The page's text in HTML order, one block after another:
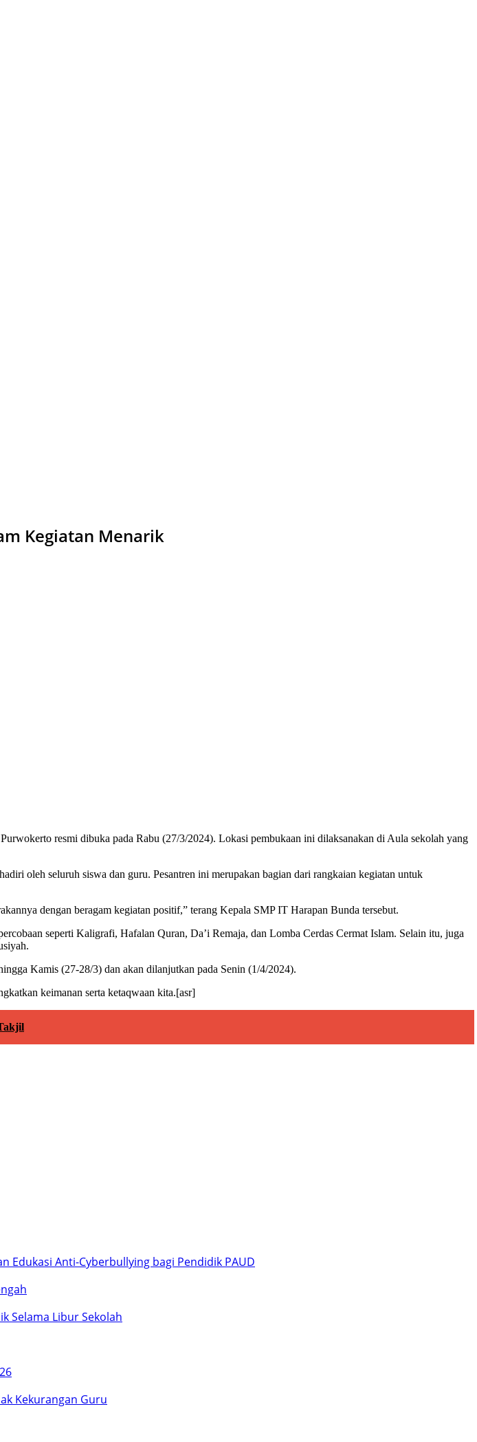
Kegiatan Menarik
resmi dibuka pada Rabu (27/3/2024). Lokasi pembukaan ini dilaksanakan di Aula sekolah yang
oleh seluruh siswa dan guru. Pesantren ini merupakan bagian dari rangkaian kegiatan untuk
dengan beragam kegiatan positif,” terang Kepala SMP IT Harapan Bunda tersebut.
seperti Kaligrafi, Hafalan Quran, Da’i Remaja, dan Lomba Cerdas Cermat Islam. Selain itu, juga
Kamis (27-28/3) dan akan dilanjutkan pada Senin (1/4/2024).
keimanan serta ketaqwaan kita.[asr]
Edukasi Anti-Cyberbullying bagi Pendidik PAUD
Selama Libur Sekolah
Kekurangan Guru